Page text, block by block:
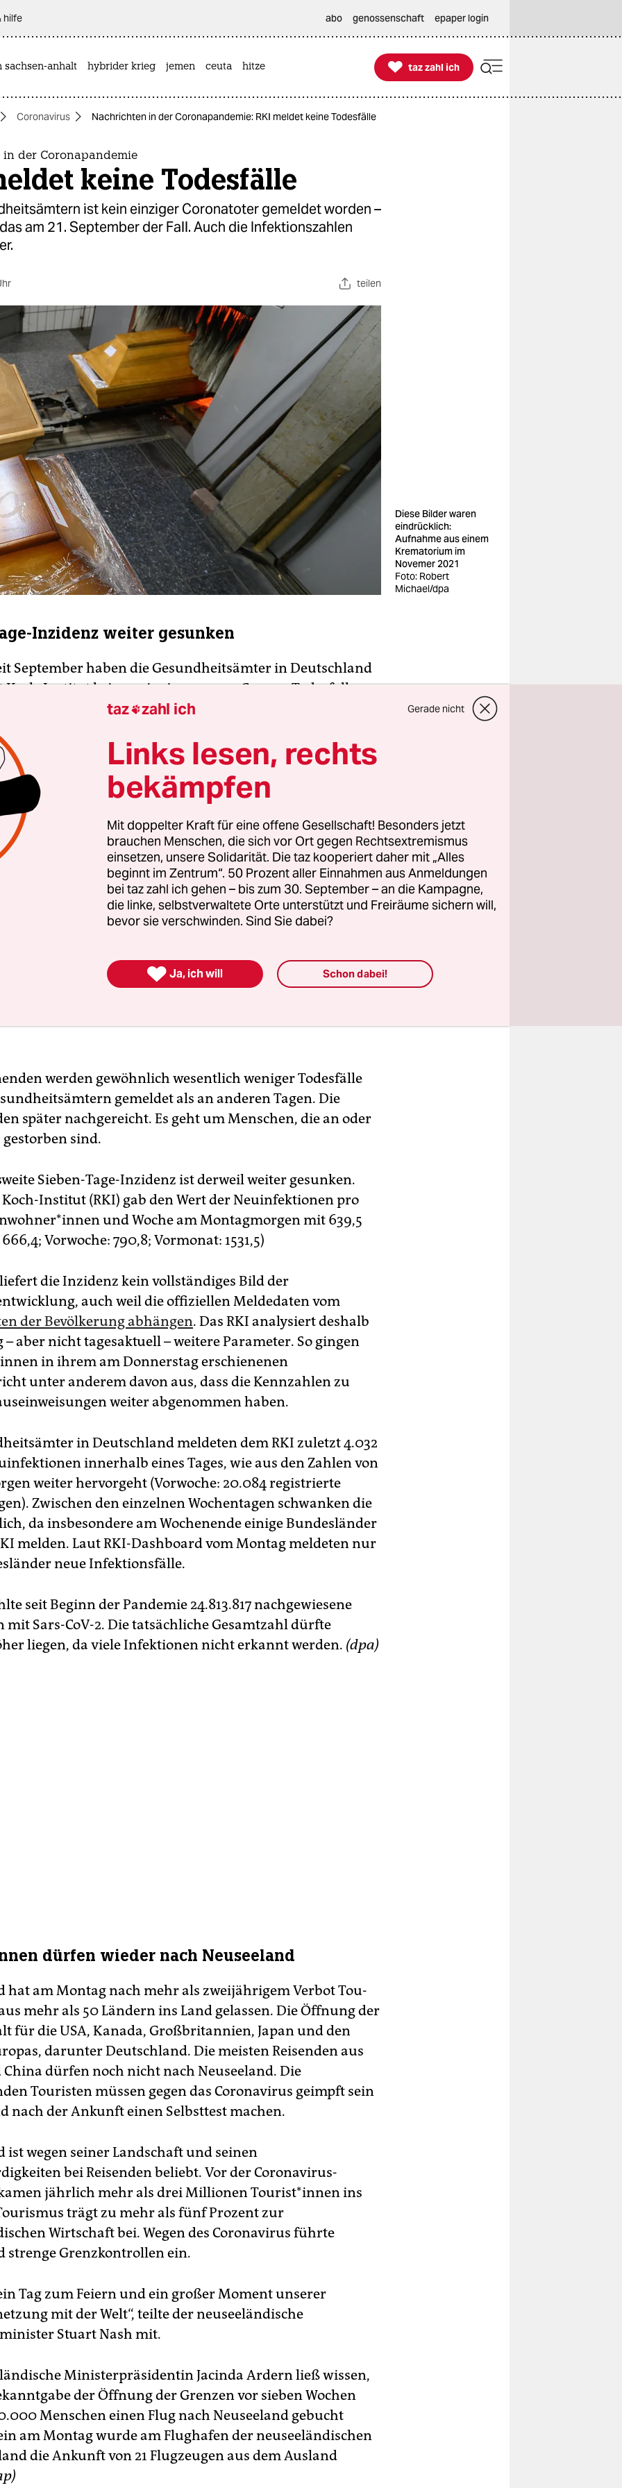
hilfe abo genossenschaft epaper login
sachsen-anhalt hybrider krieg jemen ceuta hitze 
taz zahl ich
taz zahl ich
Coronavirus Nachrichten in der Coronapandemie: RKI meldet keine Todesfälle
der Coronapandemie
keine Todesfälle
ist kein einziger Coronatoter gemeldet worden –
am 21. September der Fall. Auch die Infektionszahlen
teilen
Diese Bilder waren
eindrücklich:
Aufnahme aus einem
Krematorium im
Novemer 2021
Foto: Robert
Michael/dpa
Inzidenz weiter gesunken
September haben die Gesundheitsämter in Deutschland
Koch-Institut keinen einzigen neuen Corona-Todesfall
übermittelt. Das geht aus Zahlen vom
hervor, die den Stand des RKI-Dashboards von 05.00
Nachträgliche Änderungen oder Ergänzungen des
Dass kein einziger Coronatoter innerhalb eines
wurde, war zuletzt am 21. September der Fall.
werden gewöhnlich wesentlich weniger Todesfälle
gemeldet als an anderen Tagen. Die
später nachgereicht. Es geht um Menschen, die an oder
sind.
Sieben-Tage-Inzidenz ist derweil weiter gesunken.
Koch-Institut (RKI) gab den Wert der Neuinfektionen pro
und Woche am Montagmorgen mit 639,5
Vorwoche: 790,8; Vormonat: 1531,5)
die Inzidenz kein vollständiges Bild der
auch weil die offiziellen Meldedaten vom
der Bevölkerung abhängen. Das RKI analysiert deshalb
aber nicht tagesaktuell – weitere Parameter. So gingen
in ihrem am Donnerstag erschienenen
unter anderem davon aus, dass die Kennzahlen zu
weiter abgenommen haben.
in Deutschland meldeten dem RKI zuletzt 4.032
innerhalb eines Tages, wie aus den Zahlen von
weiter hervorgeht (Vorwoche: 20.084 registrierte
Zwischen den einzelnen Wochentagen schwanken die
da insbesondere am Wochenende einige Bundesländer
melden. Laut RKI-Dashboard vom Montag meldeten nur
neue Infektionsfälle.
seit Beginn der Pandemie 24.813.817 nachgewiesene
Sars-CoV-2. Die tatsächliche Gesamtzahl dürfte
liegen, da viele Infektionen nicht erkannt werden. (dpa)
dürfen wieder nach Neuseeland
hat am Montag nach mehr als zweijährigem Verbot Tou­
mehr als 50 Ländern ins Land gelassen. Die Öffnung der
für die USA, Kanada, Großbritannien, Japan und den
darunter Deutschland. Die meisten Reisenden aus
dürfen noch nicht nach Neuseeland. Die
Touristen müssen gegen das Coronavirus geimpft sein
nach der Ankunft einen Selbsttest machen.
ist wegen seiner Landschaft und seinen
bei Reisenden beliebt. Vor der Coronavirus-
jährlich mehr als drei Millionen Tou­ris­t*in­nen ins
trägt zu mehr als fünf Prozent zur
Wirtschaft bei. Wegen des Coronavirus führte
strenge Grenzkontrollen ein.
Tag zum Feiern und ein großer Moment unserer
mit der Welt“, teilte der neuseeländische
Stuart Nash mit.
Ministerpräsidentin Jacinda Ardern ließ wissen,
der Öffnung der Grenzen vor sieben Wochen
Menschen einen Flug nach Neuseeland gebucht
am Montag wurde am Flughafen der neuseeländischen
die Ankunft von 21 Flugzeugen aus dem Ausland
taz zahl ich Gerade nicht
Links lesen, rechts
bekämpfen
Mit doppelter Kraft für eine offene Gesellschaft! Besonders jetzt
brauchen Menschen, die sich vor Ort gegen Rechtsextremismus
einsetzen, unsere Solidarität. Die taz kooperiert daher mit „Alles
beginnt im Zentrum“. 50 Prozent aller Einnahmen aus Anmeldungen
bei taz zahl ich gehen – bis zum 30. September – an die Kampagne,
die linke, selbstverwaltete Orte unterstützt und Freiräume sichern will,
bevor sie verschwinden. Sind Sie dabei?
 Ja, ich will Schon dabei!